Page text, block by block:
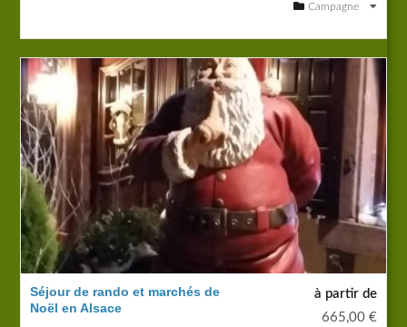
Campagne
Séjour de rando et marchés de
Noël en Alsace
à partir de
665,00 €